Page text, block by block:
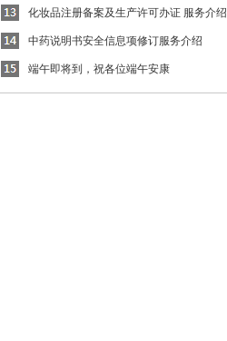
化妆品注册备案及生产许可办证 服务介绍
中药说明书安全信息项修订服务介绍
端午即将到，祝各位端午安康